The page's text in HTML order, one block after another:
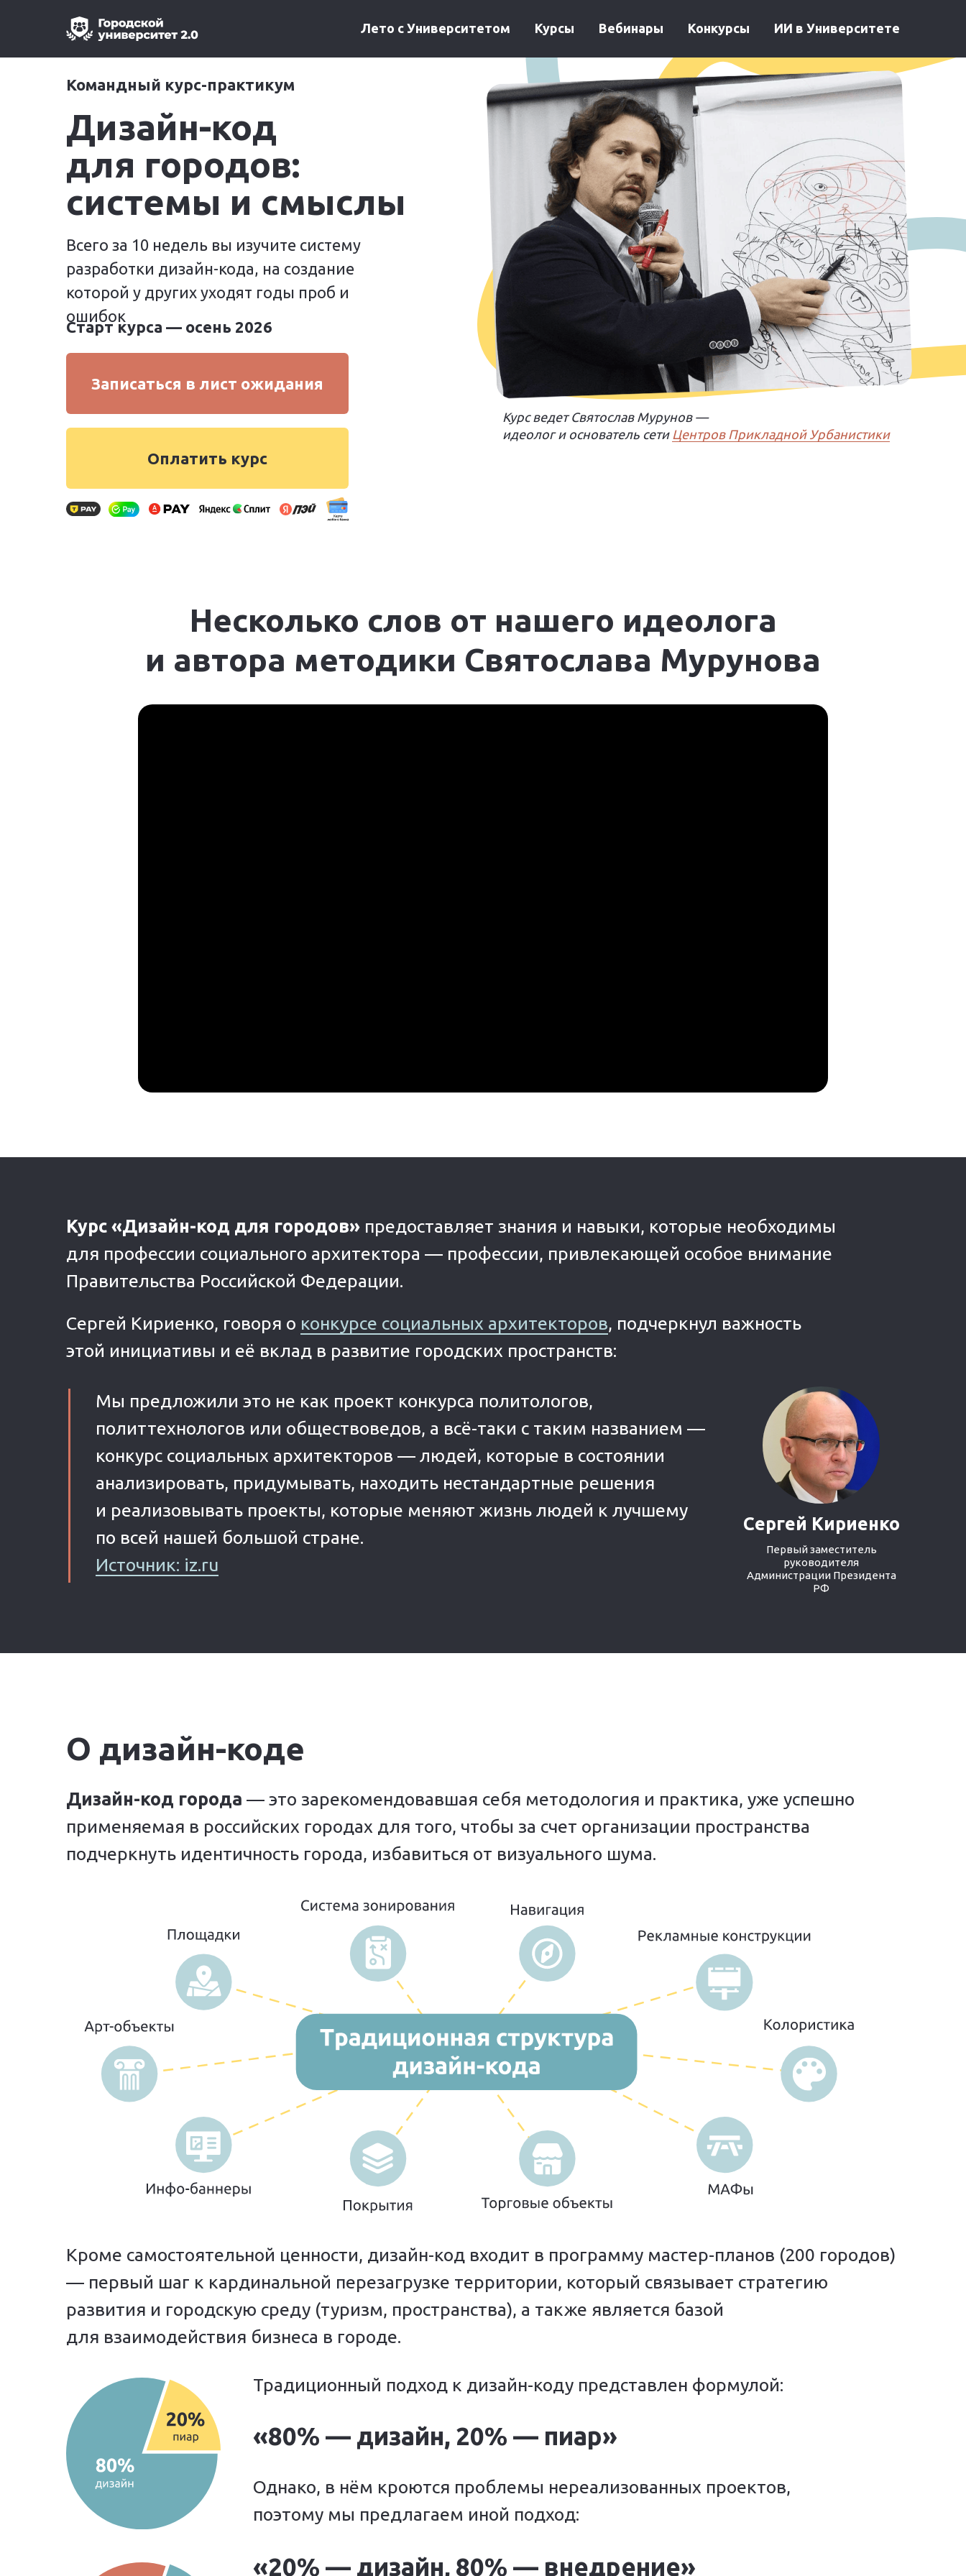
Лето с Университетом Курсы Вебинары Конкурсы ИИ в Университете
Дизайн-код
для городов:
системы и смыслы
Командный курс-практикум
Курс ведет Святослав Мурунов —
идеолог и основатель сети Центров Прикладной Урбанистики
Старт курса — осень 2026
Всего за 10 недель вы изучите систему
разработки дизайн-кода, на создание
которой у других уходят годы проб и
ошибок
Записаться в лист ожидания
Оплатить курс
Несколько слов от нашего идеолога
и автора методики Святослава Мурунова
Сергей Кириенко
Первый заместитель
руководителя
Администрации Президента
РФ
Сергей Кириенко, говоря о конкурсе социальных архитекторов, подчеркнул важность
этой инициативы и её вклад в развитие городских пространств:
Курс «Дизайн-код для городов» предоставляет знания и навыки, которые необходимы
для профессии социального архитектора — профессии, привлекающей особое внимание
Правительства Российской Федерации.
Мы предложили это не как проект конкурса политологов,
политтехнологов или обществоведов, а всё-таки с таким названием —
конкурс социальных архитекторов — людей, которые в состоянии
анализировать, придумывать, находить нестандартные решения
и реализовывать проекты, которые меняют жизнь людей к лучшему
по всей нашей большой стране.
Источник: iz.ru
О дизайн-коде
Однако, в нём кроются проблемы нереализованных проектов,
поэтому мы предлагаем иной подход:
Традиционный подход к дизайн-коду представлен формулой:
«20% — дизайн, 80% — внедрение»
«80% — дизайн, 20% — пиар»
Кроме самостоятельной ценности, дизайн-код входит в программу мастер-планов (200 городов)
— первый шаг к кардинальной перезагрузке территории, который связывает стратегию
развития и городскую среду (туризм, пространства), а также является базой
для взаимодействия бизнеса в городе.
Дизайн-код города — это зарекомендовавшая себя методология и практика, уже успешно
применяемая в российских городах для того, чтобы за счет организации пространства
подчеркнуть идентичность города, избавиться от визуального шума.